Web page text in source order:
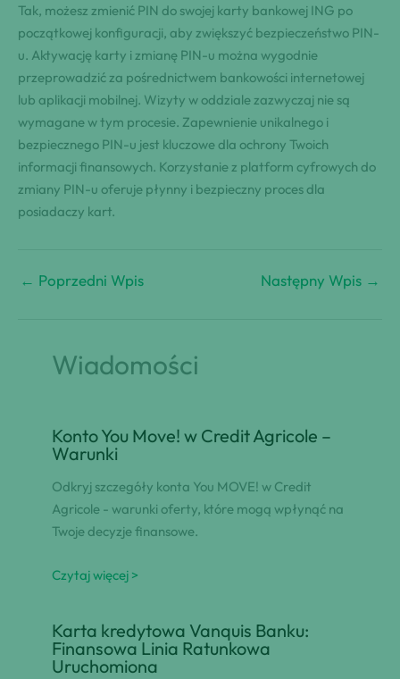
Tak, możesz zmienić PIN do swojej karty bankowej ING po
początkowej konfiguracji, aby zwiększyć bezpieczeństwo PIN-
u. Aktywację karty i zmianę PIN-u można wygodnie
przeprowadzić za pośrednictwem bankowości internetowej
lub aplikacji mobilnej. Wizyty w oddziale zazwyczaj nie są
wymagane w tym procesie. Zapewnienie unikalnego i
bezpiecznego PIN-u jest kluczowe dla ochrony Twoich
informacji finansowych. Korzystanie z platform cyfrowych do
zmiany PIN-u oferuje płynny i bezpieczny proces dla
posiadaczy kart.
← Poprzedni Wpis Następny Wpis →
Wiadomości
Konto You Move! w Credit Agricole –
Warunki
Odkryj szczegóły konta You MOVE! w Credit
Agricole - warunki oferty, które mogą wpłynąć na
Twoje decyzje finansowe.
Czytaj więcej >
Karta kredytowa Vanquis Banku:
Finansowa Linia Ratunkowa
Uruchomiona